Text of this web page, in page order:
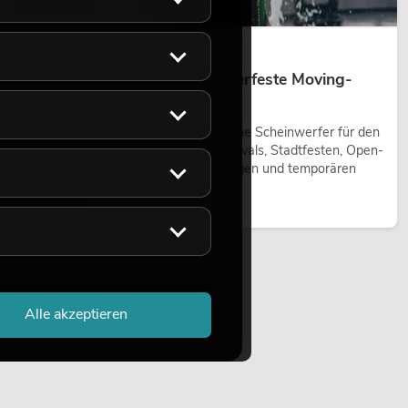
Outdoor Moving-Heads: Wetterfeste Moving-
Outdoor Moving-Heads sind bewegliche Scheinwerfer für den
Einsatz im Freien. Sie werden bei Festivals, Stadtfesten, Open-
Air-Konzerten, Architekturinszenierungen und temporären
Jetzt lesen
Alle akzeptieren